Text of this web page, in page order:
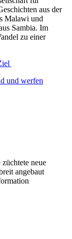
aus der
Malawi und
Sambia. Im
zu einer
neue
angebaut